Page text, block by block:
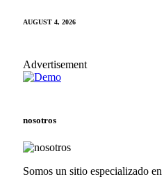
AUGUST 4, 2026
Advertisement
nosotros
Somos un sitio especializado